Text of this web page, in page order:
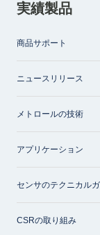
実績製品
商品サポート
ニュースリリース
メトロールの技術
アプリケーション
センサのテクニカル
CSRの取り組み